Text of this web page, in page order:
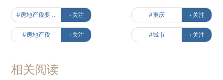
+关注 #重庆 +关注
#房地产税 +关注 #城市 +关注
相关阅读